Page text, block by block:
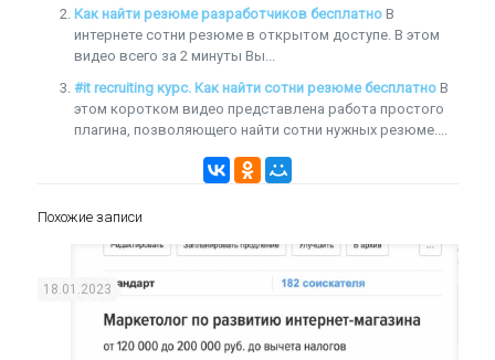
Как найти резюме разработчиков бесплатно В
интернете сотни резюме в открытом доступе. В этом
видео всего за 2 минуты Вы...
#it recruiting курс. Как найти сотни резюме бесплатно В
этом коротком видео представлена работа простого
плагина, позволяющего найти сотни нужных резюме....
Похожие записи
18.01.2023